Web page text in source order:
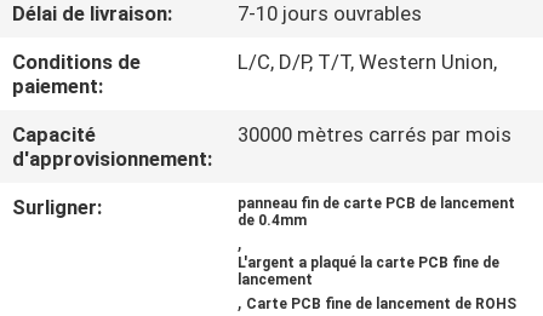
CONTRÔLE
DE
QUALITÉ
CONTACTEZ-
Délai de livraison:
7-10 jours ouvrables
Conditions de
paiement:
L/C, D/P, T/T, Western Union,
Capacité
d'approvisionnement:
30000 mètres carrés par mois
Surligner:
panneau fin de carte PCB de lancement
de 0.4mm
,
L'argent a plaqué la carte PCB fine de
lancement
, Carte PCB fine de lancement de ROHS